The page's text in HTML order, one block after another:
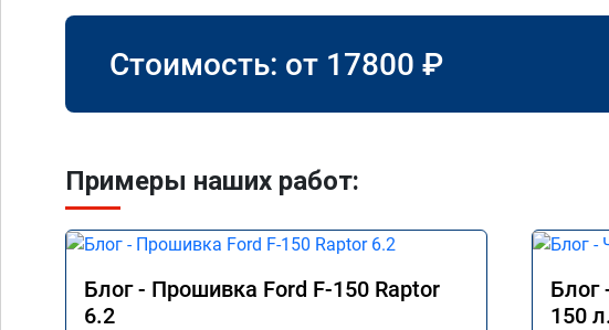
Стоимость: от 17800 ₽
Примеры наших работ:
Блог - Прошивка Ford F-150 Raptor
6.2
Блог
150